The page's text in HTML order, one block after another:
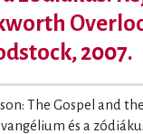
2007.
The Gospel and
és a